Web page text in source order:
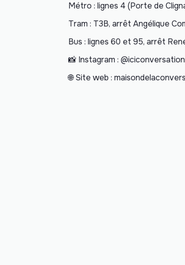
Métro : lignes 4 (Porte de
Tram : T3B, arrêt Angélique
Bus : lignes 60 et 95, arrêt
📸 Instagram : @iciconversation
🌐 Site web :